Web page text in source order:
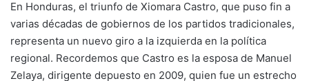
En Honduras, el triunfo de Xiomara Castro, que puso fin a
varias décadas de gobiernos de los partidos tradicionales,
representa un nuevo giro a la izquierda en la política
regional. Recordemos que Castro es la esposa de Manuel
Zelaya, dirigente depuesto en 2009, quien fue un estrecho